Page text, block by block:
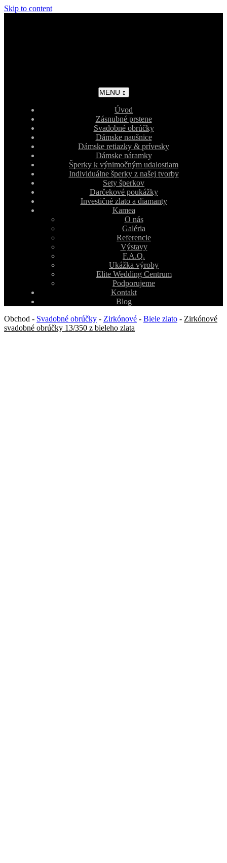
Skip to content
MENU
Úvod
Zásnubné prstene
Svadobné obrúčky
Dámske naušnice
Dámske retiazky & prívesky
Dámske náramky
Šperky k výnimočným udalostiam
Individuálne šperky z našej tvorby
Sety šperkov
Darčekové poukážky
Investičné zlato a diamanty
Kamea
O nás
Galéria
Referencie
Výstavy
F.A.Q.
Ukážka výroby
Elite Wedding Centrum
Podporujeme
Kontakt
Blog
Obchod - Svadobné obrúčky - Zirkónové - Biele zlato - Zirkónové
svadobné obrúčky 13/350 z bieleho zlata